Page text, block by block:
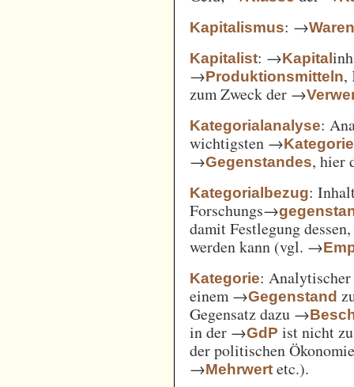
Kapitalismus: →
Kapitalist: →Kapital
→Produktionsmitteln,
zum Zweck der →
Kategorialanalyse:
wichtigsten →
→Gegenstandes, hier
Kategorialbezug:
Forschungs→
damit Festlegung
werden kann (vgl. →
Kategorie:
einem →Gegenstand
Gegensatz dazu →
in der →GdP ist nicht
der politischen
→Mehrwert etc.).